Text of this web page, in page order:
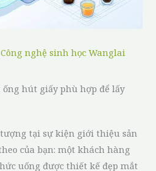
Công nghệ sinh học Wanglai
hút giấy phù hợp để lấy
tại sự kiện giới thiệu sản
của bạn: một khách hàng
uống được thiết kế đẹp mắt